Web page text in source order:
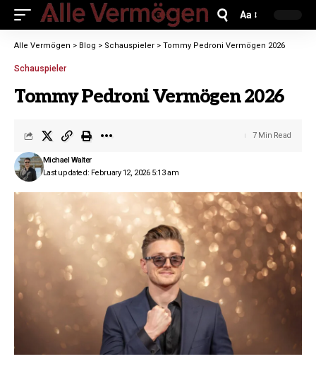
Aa
Alle Vermögen > Blog > Schauspieler > Tommy Pedroni Vermögen 2026
Schauspieler
Tommy Pedroni Vermögen 2026
Last updated: February 12, 2026 5:13 am
Michael Walter
7 Min Read